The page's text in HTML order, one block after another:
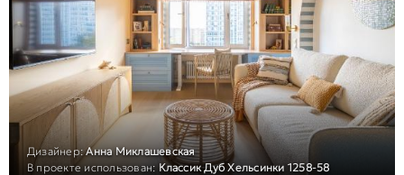
Дизайнер:Анна Миклашевская
В проекте использован: Классик Дуб Хельсинки 1258-58